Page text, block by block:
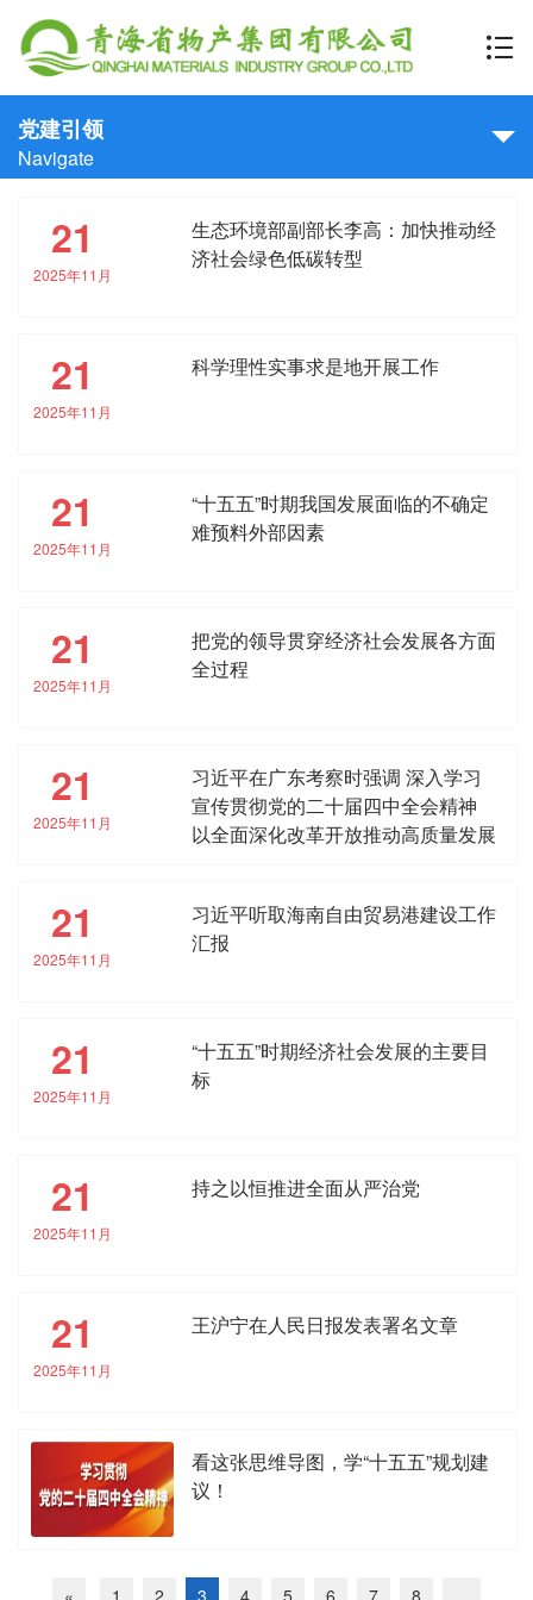
党建引领
Navigate
21
2025年11月
生态环境部副部长李高：加快推动经
济社会绿色低碳转型
21
2025年11月
科学理性实事求是地开展工作
21
2025年11月
“十五五”时期我国发展面临的不确定
难预料外部因素
21
2025年11月
把党的领导贯穿经济社会发展各方面
全过程
21
2025年11月
习近平在广东考察时强调 深入学习
宣传贯彻党的二十届四中全会精神
以全面深化改革开放推动高质量发展
21
2025年11月
习近平听取海南自由贸易港建设工作
汇报
21
2025年11月
“十五五”时期经济社会发展的主要目
标
21
2025年11月
持之以恒推进全面从严治党
21
2025年11月
王沪宁在人民日报发表署名文章
看这张思维导图，学“十五五”规划建
议！
« 1 2 3 4 5 6 7 8